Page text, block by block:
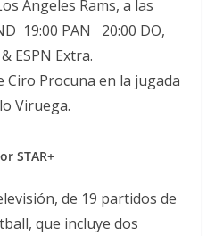
Angeles Rams, a las
19:00 PAN 20:00 DO,
ESPN Extra.
Ciro Procuna en la jugada
Viruega.
STAR+
de 19 partidos de
que incluye dos